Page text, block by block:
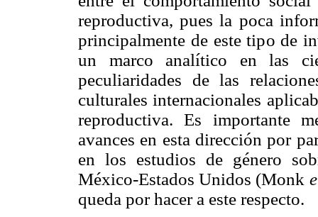
reproductiva, pues la poca
principalmente de este tipo de
un marco analítico en las
peculiaridades de las
culturales internacionales
reproductiva. Es importante
avances en esta dirección por
en los estudios de género
México-Estados Unidos (Monk
queda por hacer a este respecto.